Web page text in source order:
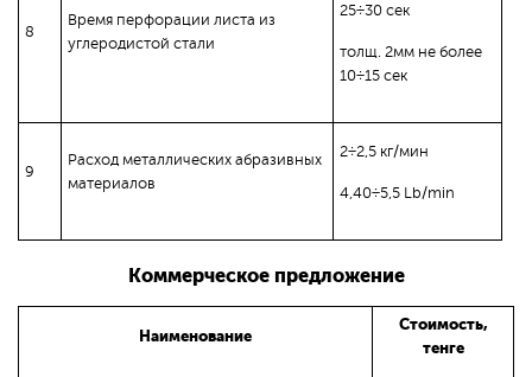
8
Время перфорации листа из
углеродистой стали
25÷30 сек
толщ. 2мм не более
10÷15 сек
9
Расход металлических абразивных
материалов
2÷2,5 кг/мин
4,40÷5,5 Lb/min
Коммерческое предложение
Наименование
Стоимость,
тенге